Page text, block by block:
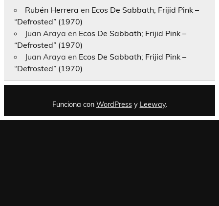
Rubén Herrera en Ecos De Sabbath; Frijid Pink –
“Defrosted” (1970)
Juan Araya en Ecos De Sabbath; Frijid Pink –
“Defrosted” (1970)
Juan Araya en Ecos De Sabbath; Frijid Pink –
“Defrosted” (1970)
Funciona con WordPressy Leeway.